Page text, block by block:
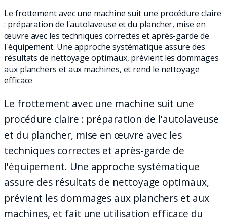
Le frottement avec une machine suit une procédure claire
: préparation de l'autolaveuse et du plancher, mise en
œuvre avec les techniques correctes et après-garde de
l'équipement. Une approche systématique assure des
résultats de nettoyage optimaux, prévient les dommages
aux planchers et aux machines, et rend le nettoyage
efficace
Le frottement avec une machine suit une
procédure claire : préparation de l'autolaveuse
et du plancher, mise en œuvre avec les
techniques correctes et après-garde de
l'équipement. Une approche systématique
assure des résultats de nettoyage optimaux,
prévient les dommages aux planchers et aux
machines, et fait une utilisation efficace du